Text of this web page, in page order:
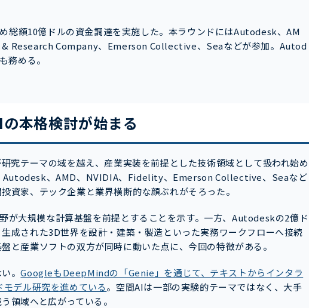
総額10億ドルの資金調達を実施した。本ラウンドにはAutodesk、AM
Research Company、Emerson Collective、Seaなどが参加。Autod
務める。
本格検討が始まる
究テーマの域を越え、産業実装を前提とした技術領域として扱われ始め
Autodesk、AMD、NVIDIA、Fidelity、Emerson Collective、Seaなど
資家、テック企業と業界横断的な顔ぶれがそろった。
が大規模な計算基盤を前提とすることを示す。一方、Autodeskの2億ド
成された3D世界を設計・建築・製造といった実務ワークフローへ接続
と産業ソフトの双方が同時に動いた点に、今回の特徴がある。
。GoogleもDeepMindの「Genie」を通じて、テキストからインタラ
デル研究を進めている。空間AIは一部の実験的テーマではなく、大手
領域へと広がっている。